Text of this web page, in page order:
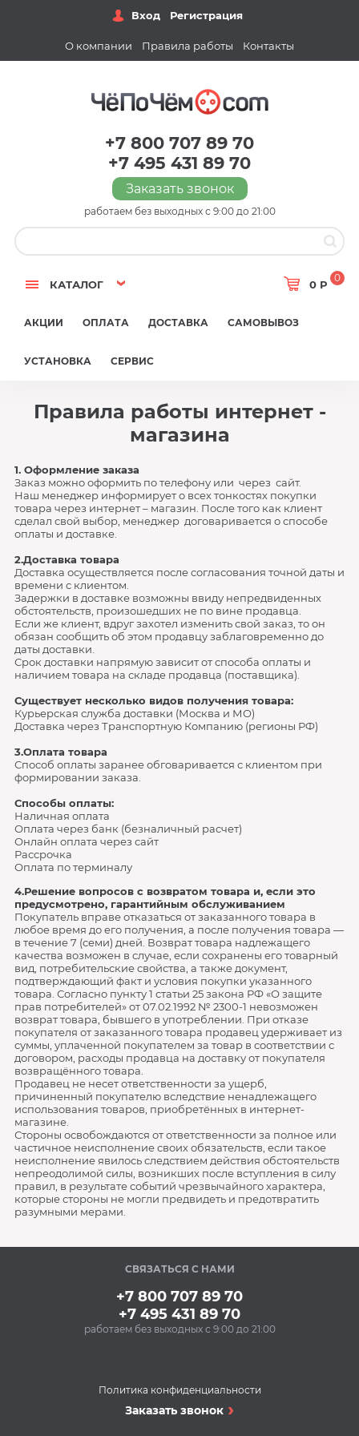
Вход Регистрация
О компании Правила работы Контакты
+7 800 707 89 70
+7 495 431 89 70
Заказать звонок
работаем без выходных с 9:00 до 21:00
КАТАЛОГ 0 Р
0
АКЦИИ ОПЛАТА ДОСТАВКА САМОВЫВОЗ
УСТАНОВКА СЕРВИС
Правила работы интернет -
магазина
1. Оформление заказа
Заказ можно оформить по телефону или через сайт.
Наш менеджер информирует о всех тонкостях покупки
товара через интернет – магазин. После того как клиент
сделал свой выбор, менеджер договаривается о способе
оплаты и доставке.
2.Доставка товара
Доставка осуществляется после согласования точной даты и
времени с клиентом.
Задержки в доставке возможны ввиду непредвиденных
обстоятельств, произошедших не по вине продавца.
Если же клиент, вдруг захотел изменить свой заказ, то он
обязан сообщить об этом продавцу заблаговременно до
даты доставки.
Срок доставки напрямую зависит от способа оплаты и
наличием товара на складе продавца (поставщика).
Существует несколько видов получения товара:
Курьерская служба доставки (Москва и МО)
Доставка через Транспортную Компанию (регионы РФ)
3.Оплата товара
Способ оплаты заранее обговаривается с клиентом при
формировании заказа.
Способы оплаты:
Наличная оплата
Оплата через банк (безналичный расчет)
Онлайн оплата через сайт
Рассрочка
Оплата по терминалу
4.Решение вопросов с возвратом товара и, если это
предусмотрено, гарантийным обслуживанием
Покупатель вправе отказаться от заказанного товара в
любое время до его получения, а после получения товара —
в течение 7 (семи) дней. Возврат товара надлежащего
качества возможен в случае, если сохранены его товарный
вид, потребительские свойства, а также документ,
подтверждающий факт и условия покупки указанного
товара. Согласно пункту 1 статьи 25 закона РФ «О защите
прав потребителей» от 07.02.1992 № 2300-1 невозможен
возврат товара, бывшего в употреблении. При отказе
покупателя от заказанного товара продавец удерживает из
суммы, уплаченной покупателем за товар в соответствии с
договором, расходы продавца на доставку от покупателя
возвращённого товара.
Продавец не несет ответственности за ущерб,
причиненный покупателю вследствие ненадлежащего
использования товаров, приобретённых в интернет-
магазине.
Стороны освобождаются от ответственности за полное или
частичное неисполнение своих обязательств, если такое
неисполнение явилось следствием действия обстоятельств
непреодолимой силы, возникших после вступления в силу
правил, в результате событий чрезвычайного характера,
которые стороны не могли предвидеть и предотвратить
разумными мерами.
СВЯЗАТЬСЯ С НАМИ
+7 800 707 89 70
+7 495 431 89 70
работаем без выходных с 9:00 до 21:00
Политика конфиденциальности
Заказать звонок